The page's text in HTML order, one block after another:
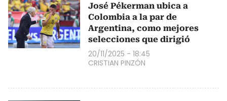
José Pékerman ubica a
Colombia a la par de
Argentina, como mejores
selecciones que dirigió
20/11/2025 - 18:45
CRISTIAN PINZÓN